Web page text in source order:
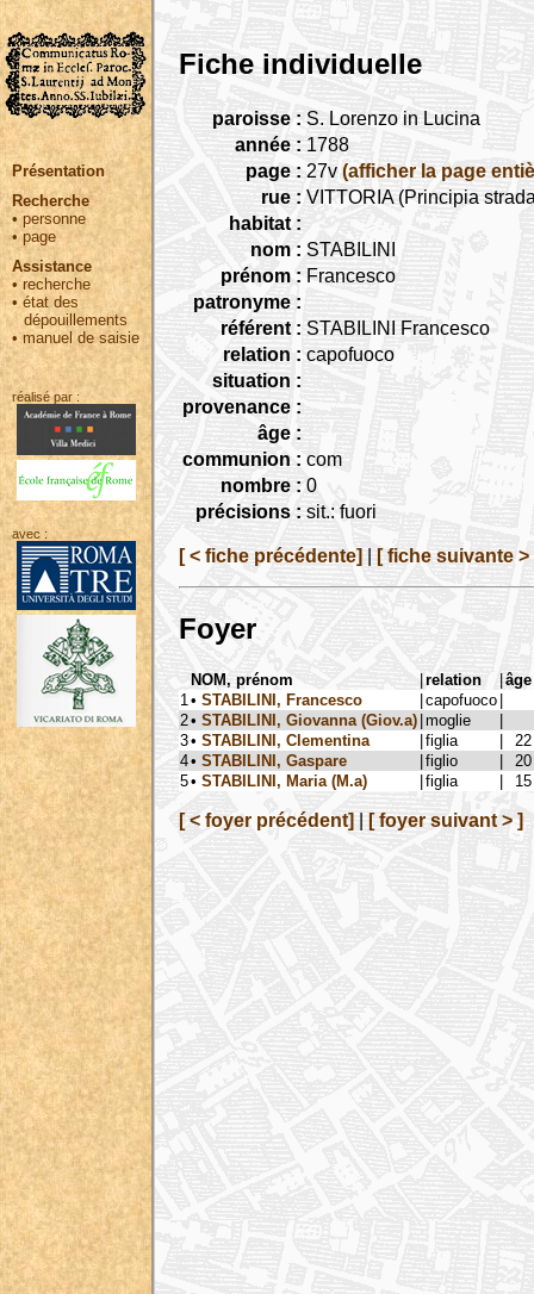
Présentation
Recherche
• personne
•page
Assistance
• recherche
•état des
dépouillements
•manuel de saisie
réalisé par :
avec :
Fiche individuelle
paroisse : S. Lorenzo in Lucina
année : 1788
page : 27v (afficher la page
rue : VITTORIA (Principia
habitat :
nom : STABILINI
prénom : Francesco
patronyme :
référent : STABILINI Francesco
relation : capofuoco
situation :
provenance :
âge :
communion : com
nombre : 0
précisions : sit.: fuori
[ < fiche précédente] [ fiche suivante >
Foyer
NOM, prénom |relation |âge
1 • STABILINI, Francesco |capofuoco |
2• STABILINI, Giovanna (Giov.a) |moglie
|
3• STABILINI, Clementina |figlia |
22
4• STABILINI, Gaspare |figlio |
20
5• STABILINI, Maria (M.a) |figlia | 15
[ < foyer précédent] [ foyer suivant > ]